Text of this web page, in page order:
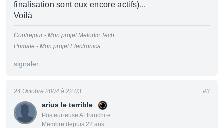
finalisation sont eux encore actifs)...
Voilà
Contrejour - Mon projet Melodic Tech
Primate - Mon projet Electronica
signaler
arius le terrible
Posteur·euse AFfranchi·e
Membre depuis 22 ans
24 Octobre 2004 à 22:03 #3